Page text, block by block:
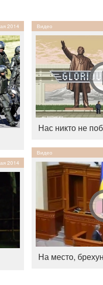
2014
2014
Видео
Нас никто не
Видео
На место,